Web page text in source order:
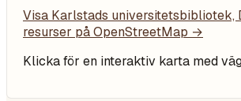
Visa Karlstads universitetsbibliotek,
resurser på OpenStreetMap →
Klicka för en interaktiv karta med